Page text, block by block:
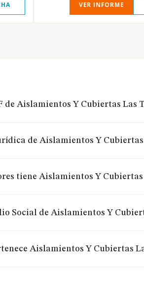
VER INFORME
de Aislamientos Y Cubiertas Las
de Aislamientos Y Cubiertas
tiene Aislamientos Y Cubiertas
Social de Aislamientos Y
Aislamientos Y Cubiertas